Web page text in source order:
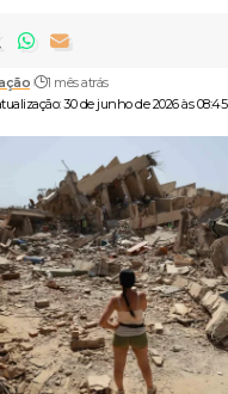
30 de junho de 2026 às 08:45
1 mês atrás